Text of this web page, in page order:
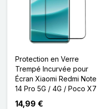
Protection en Verre
Trempé Incurvée pour
Écran Xiaomi Redmi Note
14 Pro 5G / 4G / Poco X7
14,99 €